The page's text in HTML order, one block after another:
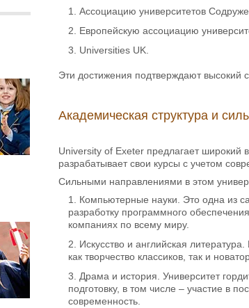
Ассоциацию университетов
Европейскую ассоциацию
Universities UK.
Эти достижения подтверждают высокий
Академическая структура и
University of Exeter предлагает
разрабатывает свои курсы с учетом
Сильными направлениями в этом
Компьютерные науки. Это одна из
разработку программного
компаниях по всему миру.
Искусство и английская
как творчество классиков, так и
Драма и история. Университет
подготовку, в том числе – участие в
современность.